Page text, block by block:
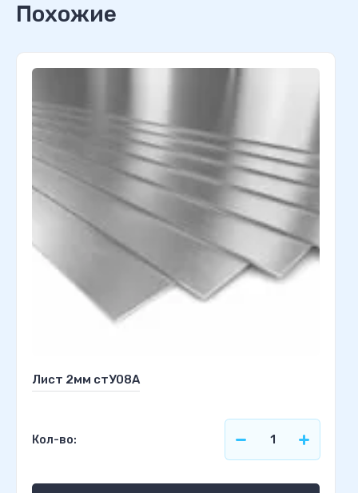
Похожие
Лист 2мм стУ08А
Кол-во: